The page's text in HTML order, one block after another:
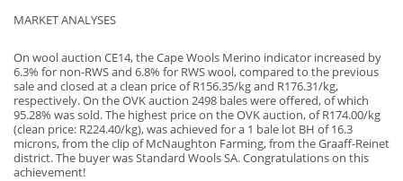
MARKET ANALYSES
On wool auction CE14, the Cape Wools Merino indicator increased by
6.3% for non-RWS and 6.8% for RWS wool, compared to the previous
sale and closed at a clean price of R156.35/kg and R176.31/kg,
respectively. On the OVK auction 2498 bales were offered, of which
95.28% was sold. The highest price on the OVK auction, of R174.00/kg
(clean price: R224.40/kg), was achieved for a 1 bale lot BH of 16.3
microns, from the clip of McNaughton Farming, from the Graaff-Reinet
district. The buyer was Standard Wools SA. Congratulations on this
achievement!